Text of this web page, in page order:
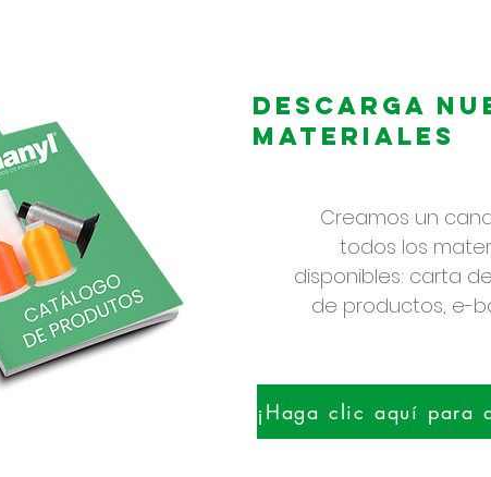
Descarga
materiales
Creamos un
todos los
disponibles: carta
de productos, e-